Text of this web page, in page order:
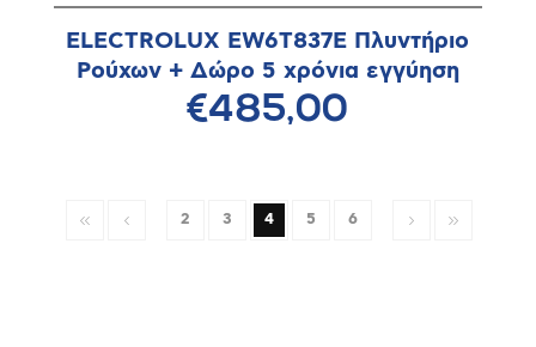
ELECTROLUX EW6T837E Πλυντήριο
Ρούχων + Δώρο 5 χρόνια εγγύηση
€485,00
2 3 4 5 6